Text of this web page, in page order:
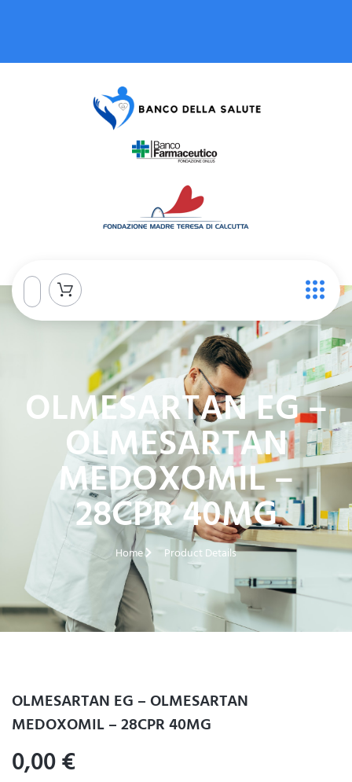
OLMESARTAN EG –
OLMESARTAN
MEDOXOMIL –
28CPR 40MG
Home Product Details
OLMESARTAN EG – OLMESARTAN
MEDOXOMIL – 28CPR 40MG
0,00€